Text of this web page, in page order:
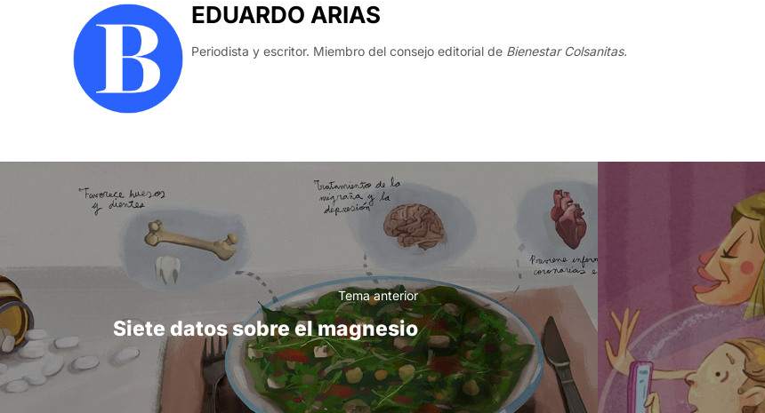
EDUARDO ARIAS
Periodista y escritor. Miembro del consejo editorial de Bienestar Colsanitas.
Tema anterior
Siete datos sobre el magnesio